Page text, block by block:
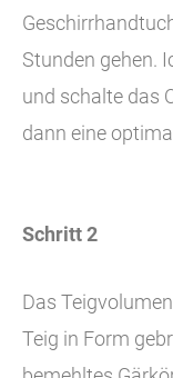
Stunden gehen.
und schalte das
dann eine
Schritt 2
Das
Teig in Form